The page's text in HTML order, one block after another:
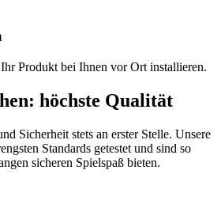
Produkt bei Ihnen vor Ort installieren.
höchste Qualität
Sicherheit stets an erster Stelle. Unsere
Standards getestet und sind so
sicheren Spielspaß bieten.